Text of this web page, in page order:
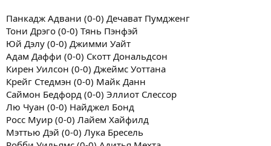
Панкадж Адвани (0-0) Дечават Пумдженг
Тони Дрэго (0-0) Тянь Пэнфэй
Юй Дэлу (0-0) Джимми Уайт
Адам Даффи (0-0) Скотт Дональдсон
Кирен Уилсон (0-0) Джеймс Уоттана
Крейг Стедмэн (0-0) Майк Данн
Саймон Бедфорд (0-0) Эллиот Слессор
Лю Чуан (0-0) Найджел Бонд
Росс Муир (0-0) Лайем Хайфилд
Мэттью Дэй (0-0) Лука Бресель